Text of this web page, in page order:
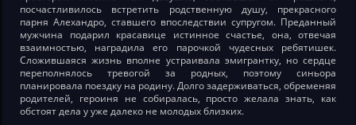
посчастливилось встретить родственную душу, прекрасного
парня Алехандро, ставшего впоследствии супругом. Преданный
мужчина подарил красавице истинное счастье, она, отвечая
взаимностью, наградила его парочкой чудесных ребятишек.
Сложившаяся жизнь вполне устраивала эмигрантку, но сердце
переполнялось тревогой за родных, поэтому синьора
планировала поездку на родину. Долго задерживаться, обременяя
родителей, героиня не собиралась, просто желала знать, как
обстоят дела у уже далеко не молодых близких.